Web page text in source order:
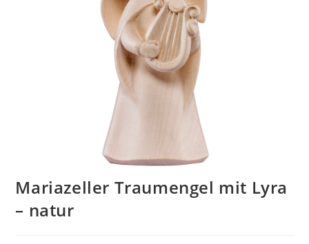
Mariazeller Traumengel mit Lyra
– natur